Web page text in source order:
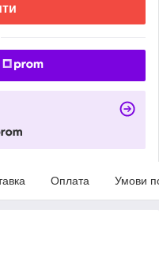
Оплата Умови